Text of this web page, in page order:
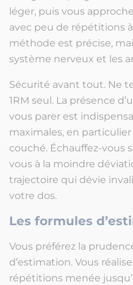
léger, puis vous
avec peu de répétitions
méthode est précise,
système nerveux et les
Sécurité avant tout. Ne
1RM seul. La présence
vous parer est
maximales, en
couché. Échauffez-vous
vous à la moindre
trajectoire qui dévie
votre dos.
Les formules
Vous préférez la
d’estimation. Vous
répétitions menée